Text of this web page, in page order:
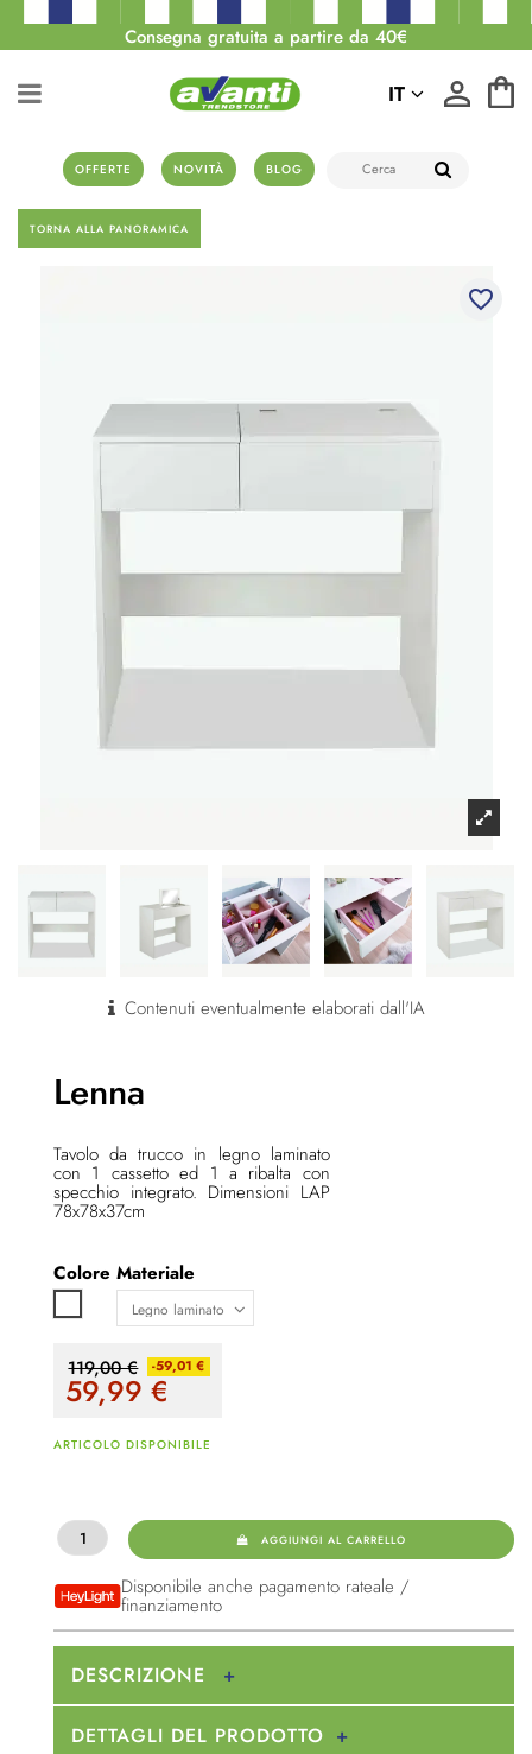
Consegna gratuita a partire da 40€
OFFERTE NOVITÀ BLOG
IT
TORNA ALLA PANORAMICA
favorite_border
Contenuti eventualmente elaborati dall'IA
Lenna
Tavolo da trucco in legno laminato
con 1 cassetto ed 1 a ribalta con
specchio integrato. Dimensioni LAP
78x78x37cm
Colore Materiale
119,00 € -59,01 €
59,99€
ARTICOLO DISPONIBILE
AGGIUNGI AL CARRELLO
Disponibile anche pagamento rateale /
finanziamento
DESCRIZIONE
DETTAGLI DEL PRODOTTO